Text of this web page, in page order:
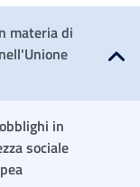
Apri sottomenu
materia di
in
sociale